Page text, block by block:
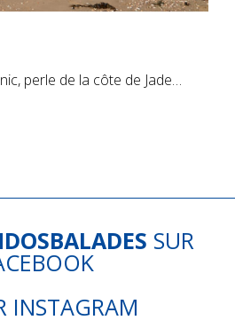
perle de la côte de Jade…
SUR
INSTAGRAM